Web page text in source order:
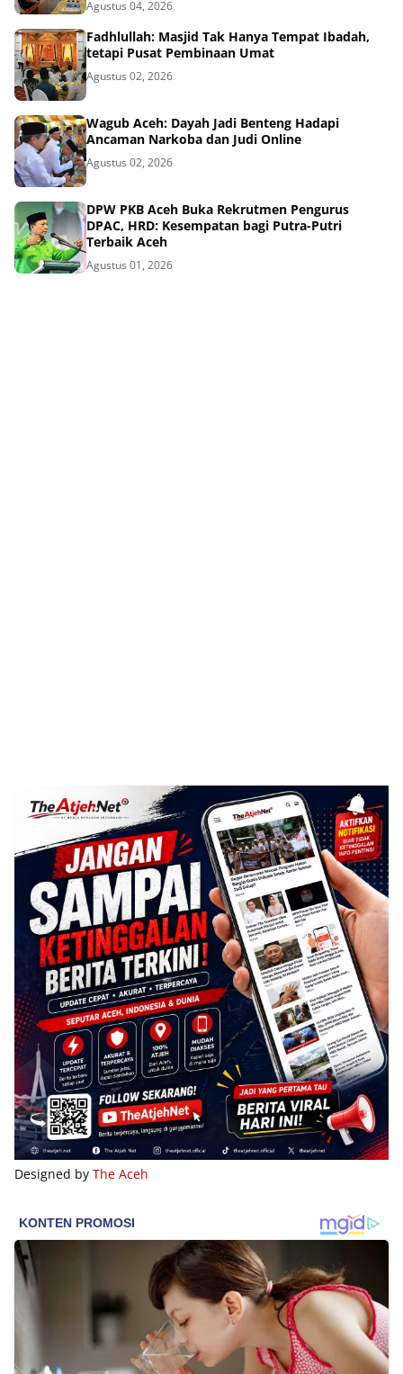
Agustus 04, 2026
Fadhlullah: Masjid Tak Hanya Tempat Ibadah,
tetapi Pusat Pembinaan Umat
Agustus 02, 2026
Wagub Aceh: Dayah Jadi Benteng Hadapi
Ancaman Narkoba dan Judi Online
Agustus 02, 2026
DPW PKB Aceh Buka Rekrutmen Pengurus
DPAC, HRD: Kesempatan bagi Putra-Putri
Terbaik Aceh
Agustus 01, 2026
Designed by The Aceh